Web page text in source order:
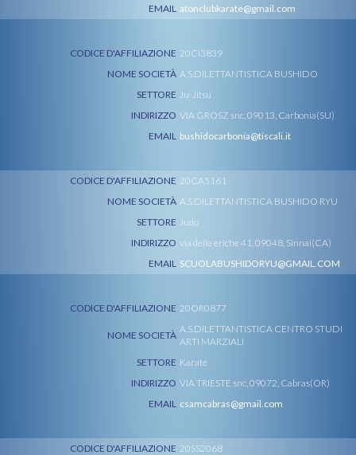
EMAIL atonclubkarate@gmail.com
CODICE D'AFFILIAZIONE 20CI3839
NOME SOCIETÀ A.S.DILETTANTISTICA BUSHIDO
SETTORE Ju-Jitsu
INDIRIZZO VIA GROSZ snc, 09013, Carbonia(SU)
EMAIL bushidocarbonia@tiscali.it
CODICE D'AFFILIAZIONE 20CA5161
NOME SOCIETÀ A.S.DILETTANTISTICA BUSHIDO RYU
SETTORE Judo
INDIRIZZO via delle eriche 41, 09048, Sinnai(CA)
EMAIL SCUOLABUSHIDORYU@GMAIL.COM
CODICE D'AFFILIAZIONE 20OR0877
NOME SOCIETÀ
A.S.DILETTANTISTICA CENTRO STUDI
ARTI MARZIALI
SETTORE Karate
INDIRIZZO VIA TRIESTE snc, 09072, Cabras(OR)
EMAIL csamcabras@gmail.com
CODICE D'AFFILIAZIONE 20SS2068